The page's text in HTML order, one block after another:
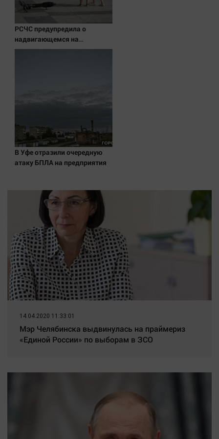
Отдых
РСЧС предупредила о
надвигающемся на
Волгоградскую область
В Уфе отразили очередную
атаку БПЛА на предприятия
14.04.2020 11:33:01
Мэр Челябинска выдвинулась на праймериз
«Единой России» по выборам в ЗСО